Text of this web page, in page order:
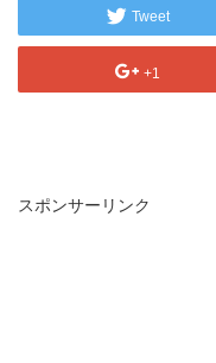
Tweet
+1
スポンサーリンク